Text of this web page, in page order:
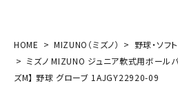
HOME MIZUNO（ミズノ） 野球・ソフ
ミズノ MIZUNO ジュニア軟式用ボール
ズM】 野球 グローブ 1AJGY22920-09